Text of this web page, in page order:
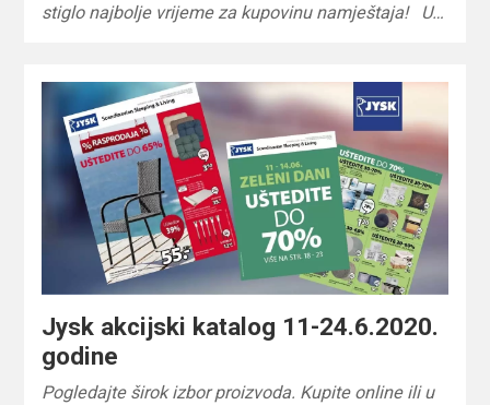
stiglo najbolje vrijeme za kupovinu namještaja! U…
Jysk akcijski katalog 11-24.6.2020.
godine
Pogledajte širok izbor proizvoda. Kupite online ili u